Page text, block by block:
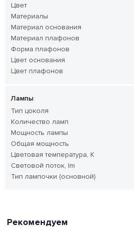
Цвет
Материалы
Материал основания
Материал плафонов
Форма плафонов
Цвет основания
Цвет плафонов
Лампы
Тип цоколя
Количество ламп
Мощность лампы
Общая мощность
Цветовая температура, K
Световой поток, lm
Тип лампочки (основной)
Рекомендуем